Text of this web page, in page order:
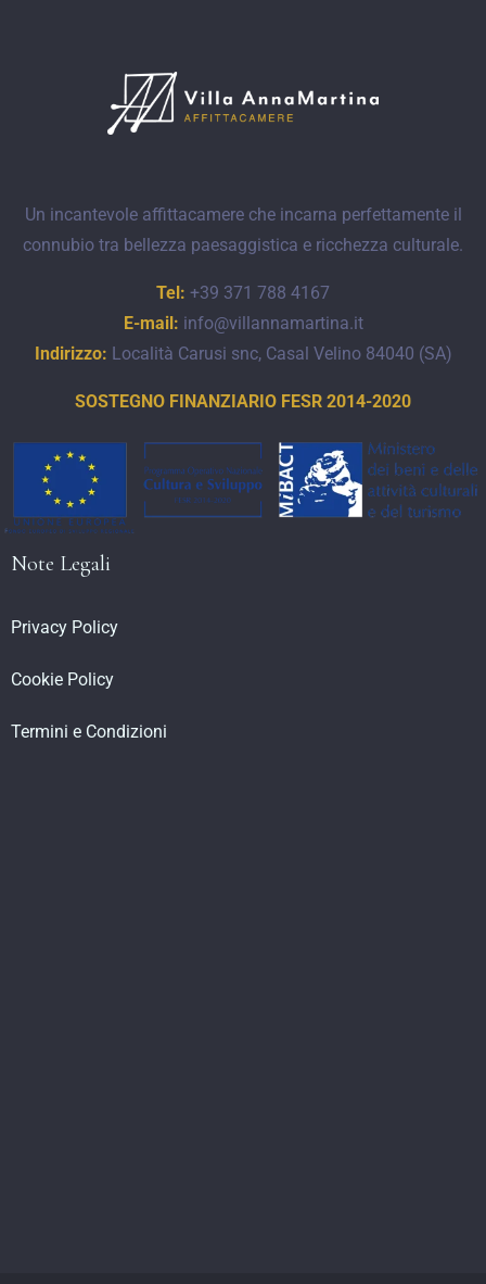
Un incantevole affittacamere che incarna perfettamente il
connubio tra bellezza paesaggistica e ricchezza culturale.
Tel: +39 371 788 4167
E-mail: info@villannamartina.it
Indirizzo: Località Carusi snc, Casal Velino 84040 (SA)
SOSTEGNO FINANZIARIO FESR 2014-2020
Note Legali
Privacy Policy
Cookie Policy
Termini e Condizioni
CERCA